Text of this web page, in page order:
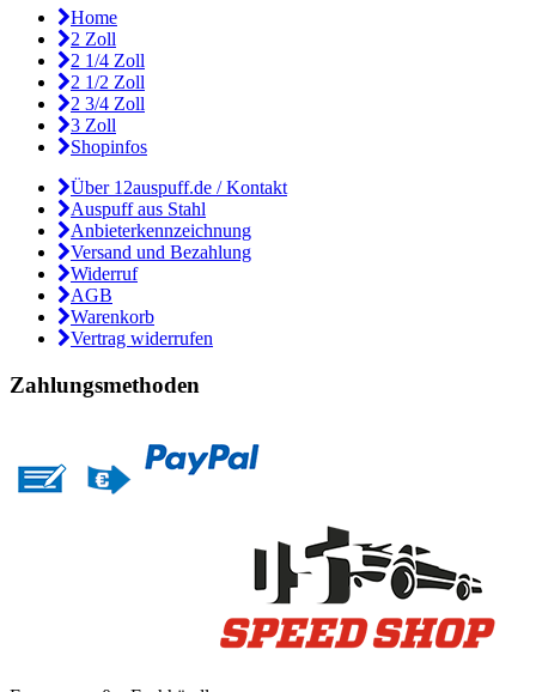
Home
2 Zoll
2 1/4 Zoll
2 1/2 Zoll
2 3/4 Zoll
3 Zoll
Shopinfos
Über 12auspuff.de / Kontakt
Auspuff aus Stahl
Anbieterkennzeichnung
Versand und Bezahlung
Widerruf
AGB
Warenkorb
Vertrag widerrufen
Zahlungsmethoden